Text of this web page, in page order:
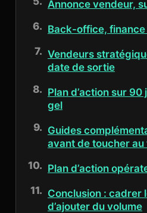
Annonce vendeur,
Back-office, finance
Vendeurs
date de sortie
Plan d’action sur
gel
Guides
avant de toucher
Plan d’action
Conclusion : cadrer
d’ajouter du volume